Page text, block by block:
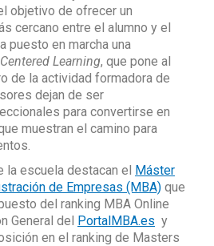
objetivo de ofrecer un
cercano entre el alumno y el
puesto en marcha una
Learning, que pone al
de la actividad formadora de
dejan de ser
para convertirse en
muestran el camino para
la escuela destacan el Máster
de Empresas (MBA) que
del ranking MBA Online
General del PortalMBA.es y
en el ranking de Masters